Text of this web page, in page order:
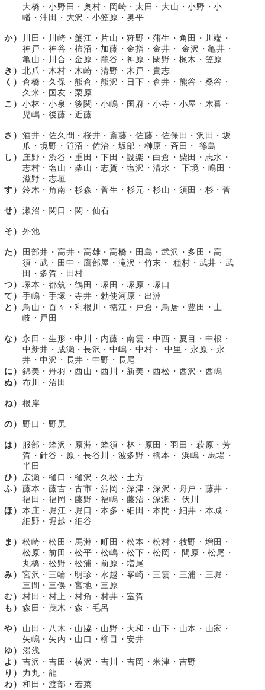
大橋・小野田・奥村・岡崎・太田・大山・小野・小
幡・沖田・大沢・小笠原・奥平
か）
川田・川崎・蟹江・片山・狩野・蒲生・角田・川端・
神戸・神谷・柿沼・加藤・金指・金井・ 金沢・亀井・
亀山・川合・金原・籠谷・神原・閑野・梶木・笠原
き） 北爪・木村・木崎・清野・木戸・貴志
く） 倉橋・久保・熊倉・熊沢・日下・倉井・熊谷・桑谷・
久米・国友・栗原
こ） 小林・小泉・後関・小嶋・国府・小寺・小屋・木暮・
児嶋・後藤・近藤
さ） 酒井・佐久間・桜井・斎藤・佐藤・佐保田・沢田・坂
爪・境野・笹沼・佐治・坂部・榊原・斉田・ 篠島
し）
庄野・渋谷・重田・下田・設楽・白倉・柴田・志水・
志村・塩山・柴山・志賀・塩沢・清水・ 下境・嶋田・
滋野・志垣
す） 鈴木・角南・杉森・菅生・杉元・杉山・須田・杉・菅
せ） 瀬沼・関口・関・仙石
そ） 外池
た）
田部井・高井・高雄・高橋・田島・武沢・多田・高
須・武・田中・鷹部屋・滝沢・竹末・ 種村・武井・武
田・多賀・田村
つ） 塚本・都筑・鶴田・塚田・塚原・塚口
て） 手嶋・手塚・寺井・勅使河原・出淵
と）
鳥山・百々・利根川・徳江・戸倉・鳥居・豊田・土
岐・戸田
な）
永田・生形・中川・内藤・南雲・中西・夏目・中根・
中新井・成瀬・長沢・中嶋・中村・ 中里・永原・永
井・中沢・長井・中野・長尾
に） 錦美・丹羽・西山・西川・新美・西松・西沢・西嶋
ぬ） 布川・沼田
ね） 根岸
の） 野口・野尻
は）
服部・蜂沢・原淵・蜂須・林・原田・羽田・萩原・芳
賀・針谷・原・長谷川・波多野・橋本・ 浜嶋・馬場・
半田
ひ）
広瀬・樋口・樋沢・久松・土方
ふ） 藤本・藤吉・古市・淵岡・深津・深沢・舟戸・藤井・
福田・福岡・藤野・福嶋・藤沼・深瀬・ 伏川
ほ） 本庄・堀江・堀口・本多・細田・本間・細井・本城・
細野・堀越・細谷
ま） 松崎・松田・馬淵・町田・松本・松村・牧野・増田・
松原・前田・松平・松嶋・松下・松岡・ 間原・松尾・
丸橋・松野・松浦・前原・増尾
み） 宮沢・三輪・明珍・水越・峯崎・三雲・三浦・三堀・
三間・三俣・宮地・三原
む） 村田・村上・村角・村井・室賀
も） 森田・茂木・森・毛呂
や）
山田・八木・山脇・山野・大和・山下・山本・山家・
矢嶋・矢内・山口・柳目・安井
ゆ） 湯浅
よ） 吉沢・吉田・横沢・吉川・吉岡・米津・吉野
り）
力丸・龍
わ） 和田・渡部・若菜